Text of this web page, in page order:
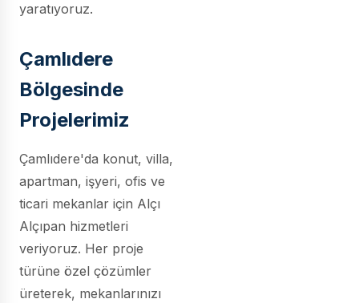
yaratıyoruz.
Çamlıdere
Bölgesinde
Projelerimiz
Çamlıdere'da konut, villa,
apartman, işyeri, ofis ve
ticari mekanlar için Alçı
Alçıpan hizmetleri
veriyoruz. Her proje
türüne özel çözümler
üreterek, mekanlarınızı